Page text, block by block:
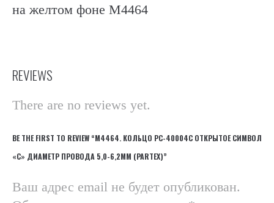
на желтом фоне М4464
REVIEWS
There are no reviews yet.
BE THE FIRST TO REVIEW “М4464. КОЛЬЦО РC-40004C ОТКРЫТОЕ СИМВОЛ
«C» ДИАМЕТР ПРОВОДА 5,0-6,2ММ (PARTEX)”
Ваш адрес email не будет опубликован.